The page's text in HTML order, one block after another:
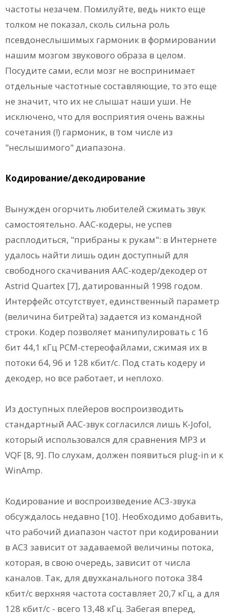
частоты незачем. Помилуйте, ведь никто еще
толком не показал, сколь сильна роль
псевдонеслышимых гармоник в формировании
нашим мозгом звукового образа в целом.
Посудите сами, если мозг не воспринимает
отдельные частотные составляющие, то это еще
не значит, что их не слышат наши уши. Не
исключено, что для восприятия очень важны
сочетания (!) гармоник, в том числе из
"неслышимого" диапазона.
Кодирование/декодирование
Вынужден огорчить любителей сжимать звук
самостоятельно. ААС-кодеры, не успев
расплодиться, "прибраны к рукам": в Интернете
удалось найти лишь один доступный для
свободного скачивания ААС-кодер/декодер от
Astrid Quartex [7], датированный 1998 годом.
Интерфейс отсутствует, единственный параметр
(величина битрейта) задается из командной
строки. Кодер позволяет манипулировать с 16
бит 44,1 кГц РСМ-стереофайлами, сжимая их в
потоки 64, 96 и 128 кбит/с. Под стать кодеру и
декодер, но все работает, и неплохо.
Из доступных плейеров воспроизводить
стандартный ААС-звук согласился лишь K-Jofol,
который использовался для сравнения МР3 и
VQF [8, 9]. По слухам, должен появиться plug-in и к
WinAmp.
Кодирование и воспроизведение АС3-звука
обсуждалось недавно [10]. Необходимо добавить,
что рабочий диапазон частот при кодировании
в АС3 зависит от задаваемой величины потока,
которая, в свою очередь, зависит от числа
каналов. Так, для двухканального потока 384
кбит/с верхняя частота составляет 20,7 кГц, а для
128 кбит/с - всего 13,48 кГц. Забегая вперед,